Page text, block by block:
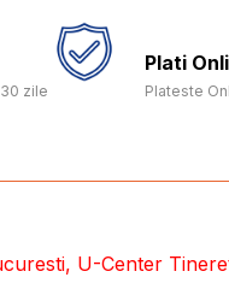
zile
Plati
Plateste
U-Center